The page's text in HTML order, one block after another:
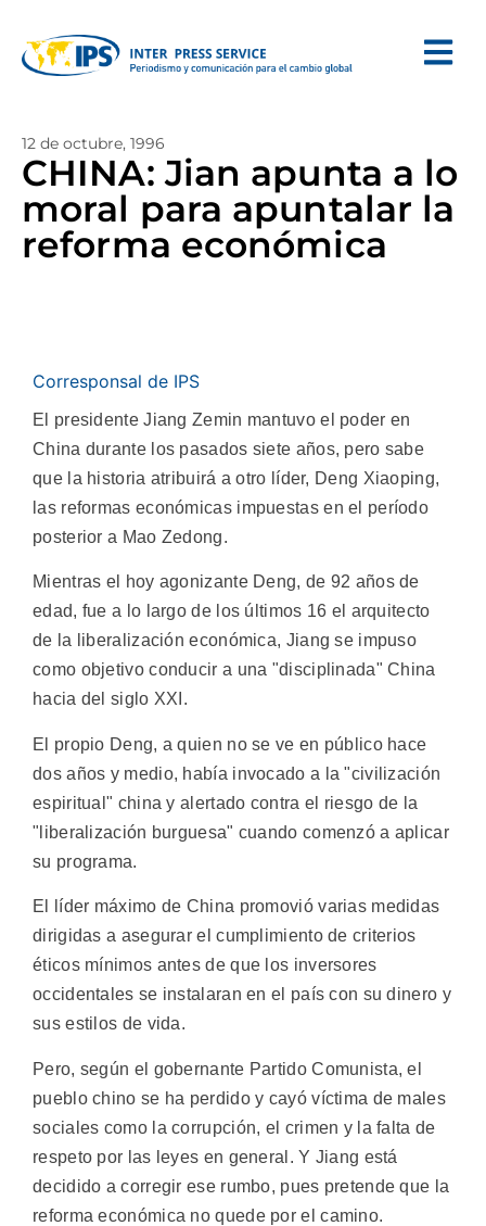
12 de octubre, 1996
CHINA: Jian apunta a lo
moral para apuntalar la
reforma económica
Corresponsal de IPS
El presidente Jiang Zemin mantuvo el poder en
China durante los pasados siete años, pero sabe
que la historia atribuirá a otro líder, Deng Xiaoping,
las reformas económicas impuestas en el período
posterior a Mao Zedong.
Mientras el hoy agonizante Deng, de 92 años de
edad, fue a lo largo de los últimos 16 el arquitecto
de la liberalización económica, Jiang se impuso
como objetivo conducir a una "disciplinada" China
hacia del siglo XXI.
El propio Deng, a quien no se ve en público hace
dos años y medio, había invocado a la "civilización
espiritual" china y alertado contra el riesgo de la
"liberalización burguesa" cuando comenzó a aplicar
su programa.
El líder máximo de China promovió varias medidas
dirigidas a asegurar el cumplimiento de criterios
éticos mínimos antes de que los inversores
occidentales se instalaran en el país con su dinero y
sus estilos de vida.
Pero, según el gobernante Partido Comunista, el
pueblo chino se ha perdido y cayó víctima de males
sociales como la corrupción, el crimen y la falta de
respeto por las leyes en general. Y Jiang está
decidido a corregir ese rumbo, pues pretende que la
reforma económica no quede por el camino.